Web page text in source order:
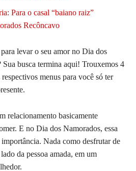
Para o casal “baiano raiz”
Recôncavo
levar o seu amor no Dia dos
busca termina aqui! Trouxemos 4
menus para você só ter
relacionamento basicamente
E no Dia dos Namorados, essa
Nada como desfrutar de
da pessoa amada, em um